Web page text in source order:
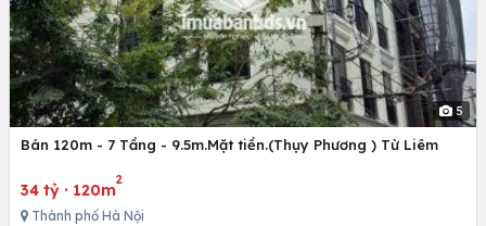
5
Bán 120m - 7 Tầng - 9.5m.Mặt tiền.(Thụy Phương ) Từ Liêm
34 tỷ · 120m
2
Thành phố Hà Nội